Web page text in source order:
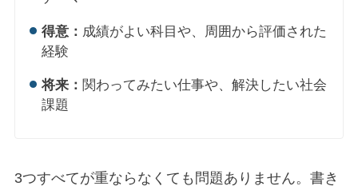
得意： 成績がよい科目や、周囲から評価された
経験
将来： 関わってみたい仕事や、解決したい社会
課題
3つすべてが重ならなくても問題ありません。書き